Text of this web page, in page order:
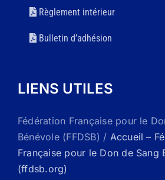
Règlement intérieur
Bulletin d’adhésion
LIENS UTILES
Fédération Française pour le
Bénévole (FFDSB) / Accueil –
Française pour le Don de Sang
(ffdsb.org)